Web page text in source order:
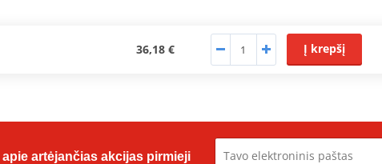
36,18 € Į krepšį
artėjančias akcijas pirmieji